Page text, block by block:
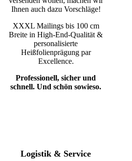
Ihnen auch dazu Vorschläge!
XXXL Mailings bis 100 cm
Breite in High-End-Qualität &
personalisierte
Heißfolienprägung par
Excellence.
Professionell, sicher und
schnell. Und schön sowieso.
Logistik & Service